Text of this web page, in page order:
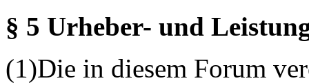
§ 5 Urheber- und
(1)Die in diesem Forum